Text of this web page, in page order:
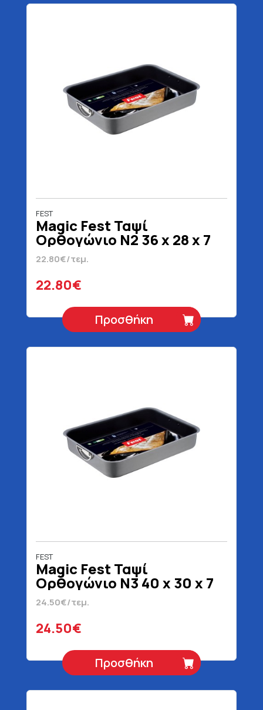
FEST
Magic Fest Ταψί
Ορθογώνιο Ν2 36 x 28 x 7
cm
22.80€/τεμ.
22.80€
Προσθήκη
FEST
Magic Fest Ταψί
Ορθογώνιο Ν3 40 x 30 x 7
cm
24.50€/τεμ.
24.50€
Προσθήκη